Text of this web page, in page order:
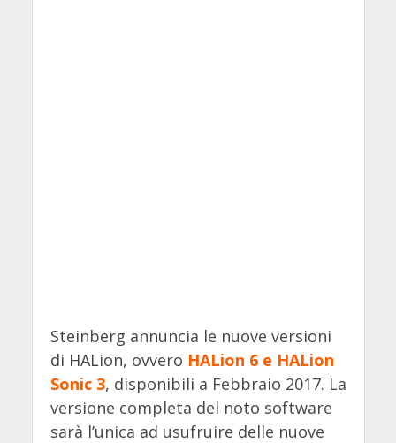
Steinberg annuncia le nuove versioni
di HALion, ovvero HALion 6 e HALion
Sonic 3, disponibili a Febbraio 2017. La
versione completa del noto software
sarà l’unica ad usufruire delle nuove